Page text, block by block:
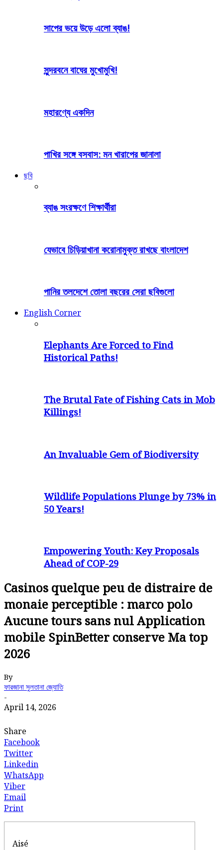
সাপের ভয়ে উড়ে এলো ব্যাঙ!
সুন্দরবনে বাঘের মুখোমুখি!
মহারণ্যে একদিন
পাখির সঙ্গে বসবাস: মন খারাপের জানালা
ছবি
ব্যাঙ সংরক্ষণে শিক্ষার্থীরা
যেভাবে চিড়িয়াখানা করোনামুক্ত রাখছে বাংলাদেশ
পানির তলদেশে তোলা বছরের সেরা ছবিগুলো
English Corner
Elephants Are Forced to Find
Historical Paths!
The Brutal Fate of Fishing Cats in Mob
Killings!
An Invaluable Gem of Biodiversity
Wildlife Populations Plunge by 73% in
50 Years!
Empowering Youth: Key Proposals
Ahead of COP-29
Casinos quelque peu de distraire de
monaie perceptible : marco polo
Aucune tours sans nul Application
mobile SpinBetter conserve Ma top
2026
By
ফারজানা সুলতানা জ্যোতি
-
April 14, 2026
Share
Facebook
Twitter
Linkedin
WhatsApp
Viber
Email
Print
Aisé